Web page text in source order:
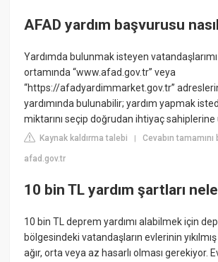
AFAD yardım başvurusu
Yardımda bulunmak isteyen
ortamında “www.afad.gov.tr” veya
“https://afadyardimmarket.gov.tr”
yardımında bulunabilir; yardım yapmak
miktarını seçip doğrudan ihtiyaç sahiplerine
Kaynak kaldırma talebi |Cevabın
afad.gov.tr
10 bin TL yardım şartları
10 bin TL deprem yardımı alabilmek için
bölgesindeki vatandaşların evlerinin yıkılmış
ağır, orta veya az hasarlı olması gerekiyor.